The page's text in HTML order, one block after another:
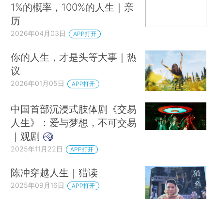
1%的概率，100%的人生｜亲
历
2026年04月03日 APP打开
你的人生，才是头等大事｜热
议
2026年01月05日 APP打开
中国首部沉浸式肢体剧《交易
人生》：爱与梦想，不可交易
｜观剧
2025年11月22日 APP打开
陈冲穿越人生｜猎读
2025年09月16日 APP打开